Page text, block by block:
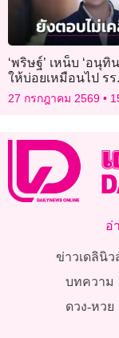
‘พริษฐ์’ เหน็บ ‘อนุทิ
ให้บ่อยเหมือนไป ร
ขอให้ดีเอสไอตรวจ
วงจรปิด
27 กรกฎาคม 2569
อ่
ข่าวเดลินิว
บทความ
ดวง-หวย